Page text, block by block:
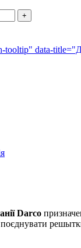
tooltip" data-
Darco